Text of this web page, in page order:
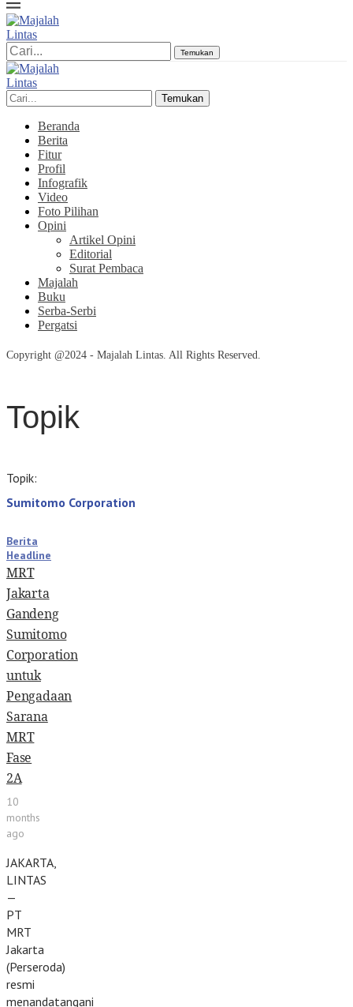
Temukan
Temukan
Beranda
Berita
Fitur
Profil
Infografik
Video
Foto Pilihan
Opini
Artikel Opini
Editorial
Surat Pembaca
Majalah
Buku
Serba-Serbi
Pergatsi
Copyright @2024 - Majalah Lintas. All Rights Reserved.
Topik
Topik:
Sumitomo Corporation
Berita
Headline
MRT
Jakarta
Gandeng
Sumitomo
Corporation
untuk
Pengadaan
Sarana
MRT
Fase
2A
10
months
ago
JAKARTA,
LINTAS
—
PT
MRT
Jakarta
(Perseroda)
resmi
menandatangani